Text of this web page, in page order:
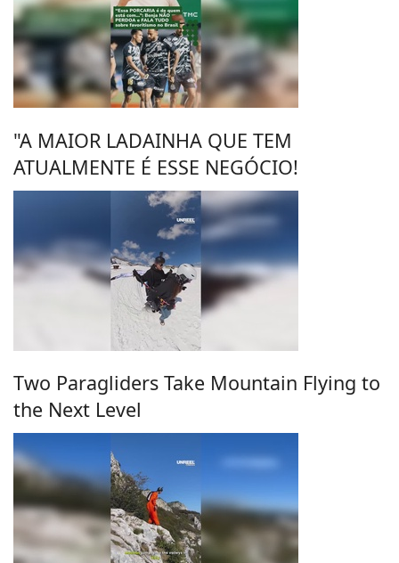
"A MAIOR LADAINHA QUE TEM
ATUALMENTE É ESSE NEGÓCIO!
Two Paragliders Take Mountain Flying to
the Next Level